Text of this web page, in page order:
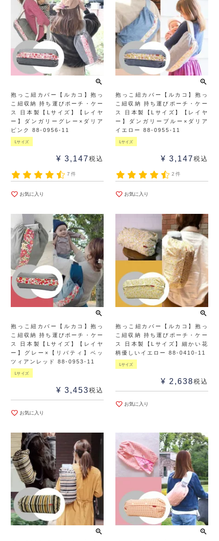
抱っこ紐カバー【ルカコ】抱っ
こ紐収納 持ち運びポーチ・ケー
ス 日本製【Lサイズ】【レイヤ
ー】ダンガリーグレー×ダリア
ピンク 88-0956-11
Lサイズ
¥ 3,147 税込
7件
お気に入り
抱っこ紐カバー【ルカコ】抱っ
こ紐収納 持ち運びポーチ・ケー
ス 日本製【Lサイズ】【レイヤ
ー】ダンガリーブルー×ダリア
イエロー 88-0955-11
Lサイズ
¥ 3,147 税込
2件
お気に入り
抱っこ紐カバー【ルカコ】抱っ
こ紐収納 持ち運びポーチ・ケー
ス 日本製【Lサイズ】【レイヤ
ー】グレー×【リバティ】ベッ
ツィアンレッド 88-0953-11
Lサイズ
¥ 3,453税込
お気に入り
抱っこ紐カバー【ルカコ】抱っ
こ紐収納 持ち運びポーチ・ケー
ス 日本製【Lサイズ】細かい花
柄優しいイエロー 88-0410-11
Lサイズ
¥ 2,638税込
お気に入り